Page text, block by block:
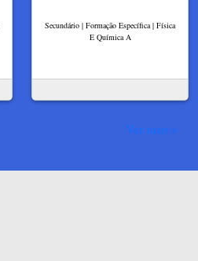
Secundário | Formação Específica | Física
E Química A
Ver mais